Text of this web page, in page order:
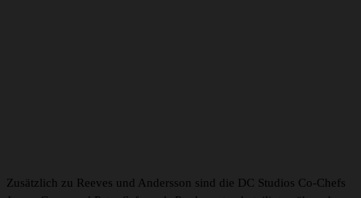
Zusätzlich zu Reeves und Andersson sind die DC Studios Co-Chefs